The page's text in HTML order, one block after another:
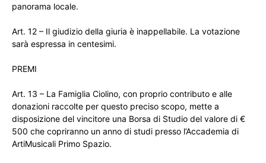
panorama locale.
Art. 12 – Il giudizio della giuria è inappellabile. La votazione
sarà espressa in centesimi.
PREMI
Art. 13 – La Famiglia Ciolino, con proprio contributo e alle
donazioni raccolte per questo preciso scopo, mette a
disposizione del vincitore una Borsa di Studio del valore di €
500 che copriranno un anno di studi presso l’Accademia di
ArtiMusicali Primo Spazio.